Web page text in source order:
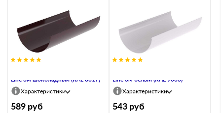
Line 3м шоколадный (RAL 8017)
Характеристики
589 руб
Line 3м белый (RAL 9003)
Характеристики
543 руб